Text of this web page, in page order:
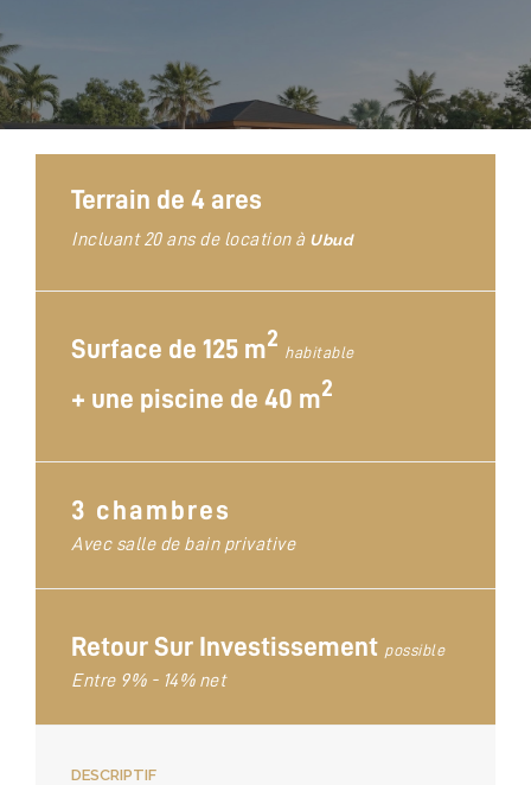
DESCRIPTIF
Terrain de 4 ares
Incluant 20 ans de location à Ubud
Surface de 125 m2
habitable
+ une piscine de 40 m2
3 chambres
Avec salle de bain privative
Retour Sur Investissement possible
Entre 9% - 14% net